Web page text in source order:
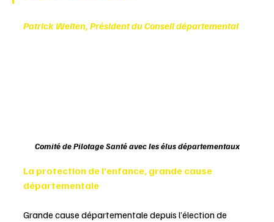
Patrick Weiten, Président du Conseil départemental
Comité de Pilotage Santé avec les élus départementaux
La protection de l’enfance, grande cause
départementale
Grande cause départementale depuis l’élection de